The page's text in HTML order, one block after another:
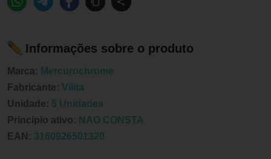
Informações sobre o produto
Marca: Mercurochrome
Fabricante: Vilita
Unidade: 6 Unidades
Principio ativo: NAO CONSTA
EAN: 3160926501320